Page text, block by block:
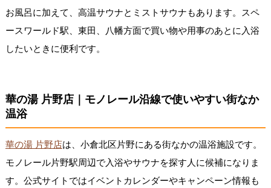
お風呂に加えて、高温サウナとミストサウナもあります。スペ
ースワールド駅、東田、八幡方面で買い物や用事のあとに入浴
したいときに便利です。
華の湯 片野店｜モノレール沿線で使いやすい街なか
温浴
華の湯 片野店は、小倉北区片野にある街なかの温浴施設です。
モノレール片野駅周辺で入浴やサウナを探す人に候補になりま
す。公式サイトではイベントカレンダーやキャンペーン情報も